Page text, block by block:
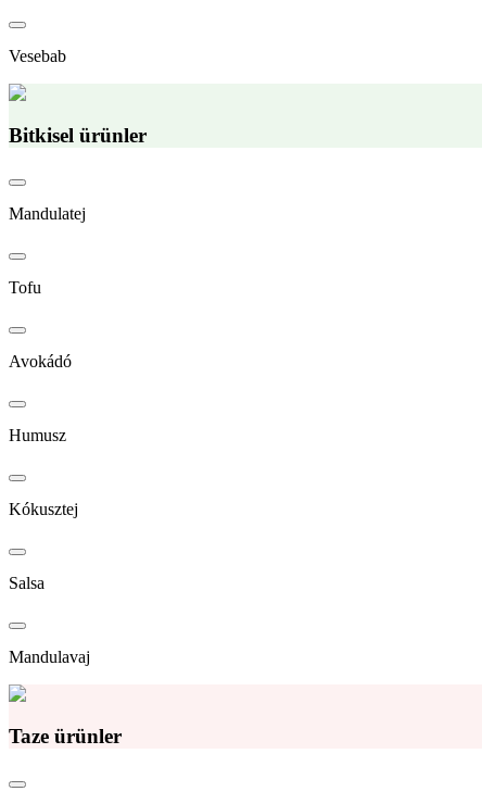
Vesebab
Bitkisel ürünler
Mandulatej
Tofu
Avokádó
Humusz
Kókusztej
Salsa
Mandulavaj
Taze ürünler